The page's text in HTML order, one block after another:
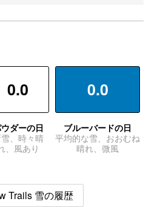
0.0
ダーの日
、時々晴
、風あり
0.0
ブルーバードの日
平均的な雪、おおむね
晴れ、微風
Trails 雪の履歴